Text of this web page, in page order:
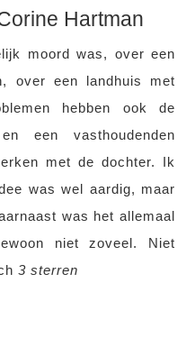
Hartman
moord was, over een
over een landhuis met
hebben ook de
een vasthoudenden
met de dochter. Ik
was wel aardig, maar
was het allemaal
niet zoveel. Niet
3 sterren